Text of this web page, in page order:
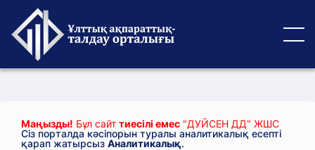
Маңызды! Бұл сайт тиесілі емес "ДУЙСЕН ДД" ЖШС
Сіз порталда кәсіпорын туралы аналитикалық есепті
қарап жатырсыз Аналитикалық.